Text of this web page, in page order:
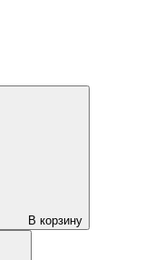
В корзину